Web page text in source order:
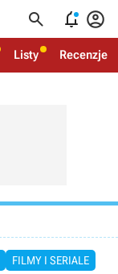
  
Listy Recenzje
FILMY I SERIALE